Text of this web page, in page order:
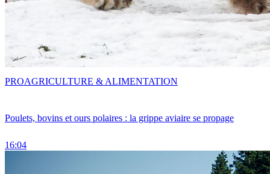
Poulets, bovins et ours polaires : la grippe aviaire se propage
16:04
PROAGRICULTURE & ALIMENTATION